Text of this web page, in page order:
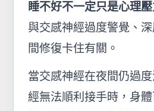
睡不好不一定只是心理壓
與交感神經過度警覺、
間修復卡住有關。
當交感神經在夜間仍過
經無法順利接手時，身